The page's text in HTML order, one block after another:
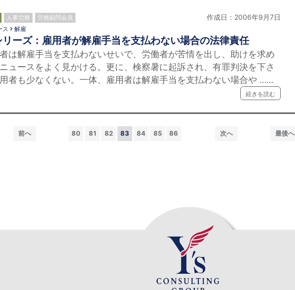
人事労務 労務顧問会員 作成日：2006年9月7日
ス 解雇
ーズ：雇用者が解雇手当を支払わない場合の法律責任
は解雇手当を支払わないせいで、労働者が苦情を出し、助けを求め
ュースをよく見かける。更に、検察暑に起訴され、有罪判決を下さ
者も少なくない。一体、雇用者は解雇手当を支払わない場合や ……
続きを読む
前へ 80 81 82 83 84 85 86 次へ 最後へ